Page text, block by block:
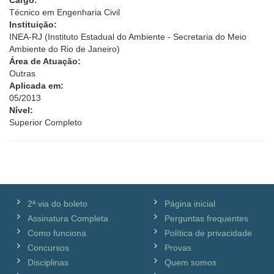
Técnico em Engenharia Civil
Instituição:
INEA-RJ (Instituto Estadual do Ambiente - Secretaria do Meio
Ambiente do Rio de Janeiro)
Área de Atuação:
Outras
Aplicada em:
05/2013
Nível:
Superior Completo
2ª via do boleto
Assinatura Completa
Como funciona
Concursos
Disciplinas
Página inicial
Perguntas frequentes
Política de privacidade
Provas
Quem somos